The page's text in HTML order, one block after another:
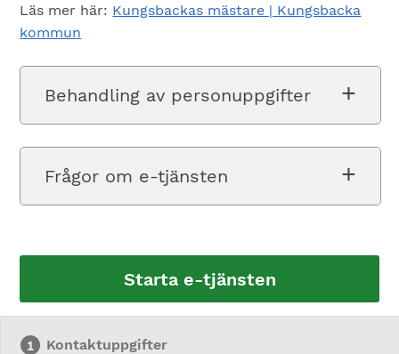
Läs mer här: Kungsbackas mästare | Kungsbacka
kommun
Behandling av personuppgifter
Frågor om e-tjänsten
Starta e-tjänsten
Kontaktuppgifter